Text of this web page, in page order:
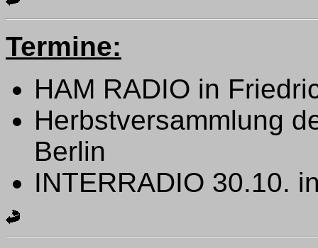
Termine:
HAM RADIO in
Herbstversammlung
Berlin
INTERRADIO 30.10.